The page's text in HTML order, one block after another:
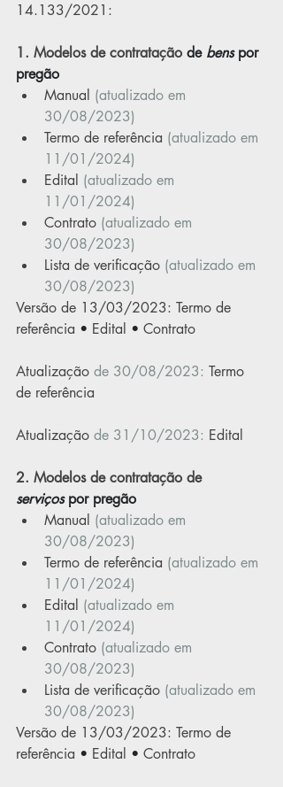
14.133/2021:
1. Modelos de contratação de bens por
pregão
Manual (atualizado em
30/08/2023)
Termo de referência (atualizado em
11/01/2024)
Edital (atualizado em
11/01/2024)
Contrato (atualizado em
30/08/2023)
Lista de verificação (atualizado em
30/08/2023)
Versão de 13/03/2023: Termo de
referência • Edital • Contrato
Atualização de 30/08/2023: Termo
de referência
Atualização de 31/10/2023: Edital
2. Modelos de contratação de
serviços por pregão
Manual (atualizado em
30/08/2023)
Termo de referência (atualizado em
11/01/2024)
Edital (atualizado em
11/01/2024)
Contrato (atualizado em
30/08/2023)
Lista de verificação (atualizado em
30/08/2023)
Versão de 13/03/2023: Termo de
referência • Edital • Contrato